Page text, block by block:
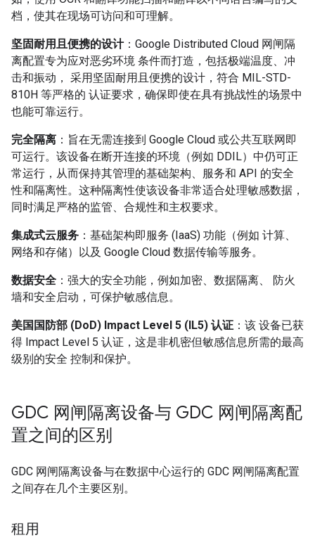
档，使其在现场可访问和可理解。
坚固耐用且便携的设计：Google Distributed Cloud 网闸隔
离配置专为应对恶劣环境 条件而打造，包括极端温度、冲
击和振动， 采用坚固耐用且便携的设计，符合 MIL-STD-
810H 等严格的 认证要求，确保即使在具有挑战性的场景中
也能可靠运行。
完全隔离 ：旨在无需连接到 Google Cloud 或公共互联网即
可运行。该设备在断开连接的环境（例如 DDIL）中仍可正
常运行，从而保持其管理的基础架构、服务和 API 的安全
性和隔离性。这种隔离性使该设备非常适合处理敏感数据，
同时满足严格的监管、合规性和主权要求。
集成式云服务 ：基础架构即服务 (IaaS) 功能（例如 计算、
网络和存储）以及 Google Cloud 数据传输等服务。
数据安全 ：强大的安全功能，例如加密、数据隔离、 防火
墙和安全启动，可保护敏感信息。
美国国防部 (DoD) Impact Level 5 (IL5) 认证 ：该 设备已获
得 Impact Level 5 认证，这是非机密但敏感信息所需的最高
级别的安全 控制和保护。
GDC 网闸隔离设备与 GDC 网闸隔离配
置之间的区别
GDC 网闸隔离设备与在数据中心运行的 GDC 网闸隔离配置
之间存在几个主要区别。
租用